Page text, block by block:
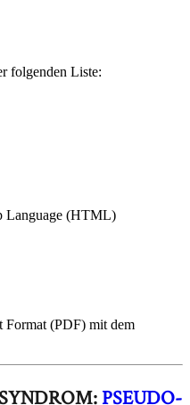
folgenden Liste:
Language (HTML)
Format (PDF) mit dem
PSEUDO-